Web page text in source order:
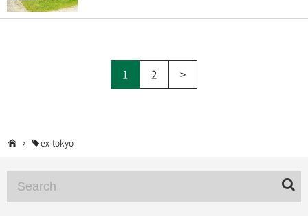
1 2 >
ex-tokyo